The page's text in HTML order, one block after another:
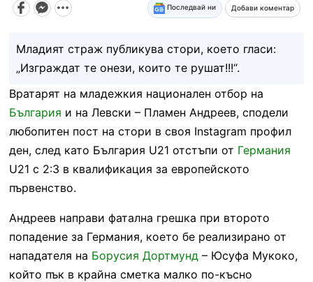
Последвай ни Добави коментар
Младият страж публикува стори, което гласи:
„Изграждат те онези, които те рушат!!!“.
Вратарят на младежкия национален отбор на
България и на Левски – Пламен Андреев, сподели
любопитен пост на стори в своя Instagram профил
ден, след като България U21 отстъпи от Германия
U21 с 2:3 в квалификация за европейското
първенство.
Андреев направи фатална грешка при второто
попадение за Германия, което бе реализирано от
нападателя на Борусия Дортмунд– Юсуфа Мукоко,
който пък в крайна сметка малко по-късно